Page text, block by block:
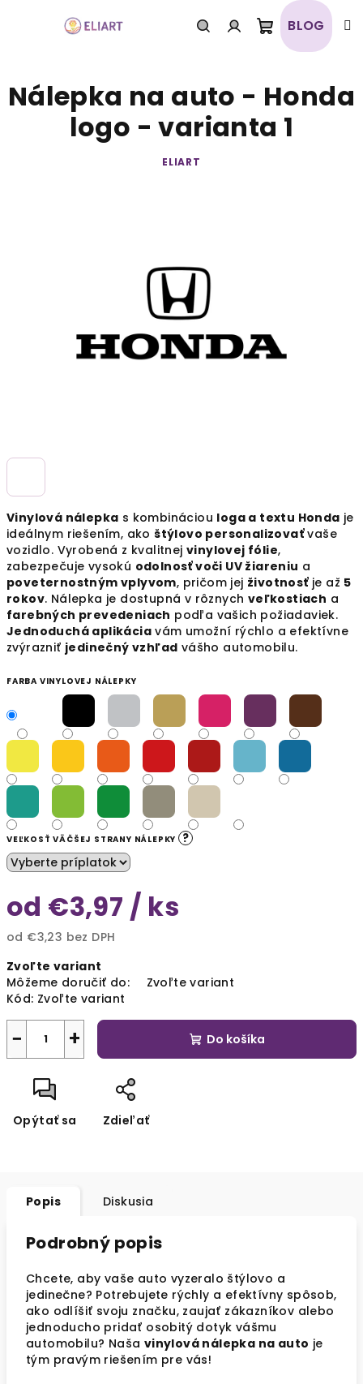
PrihlásenieNákupný
košík
BLOG
Vinylová nálepka s kombináciou loga a textu Honda je
ideálnym riešením, akoštýlovo personalizovaťvaše
vozidlo. Vyrobená z kvalitnej vinylovej fólie,
zabezpečuje vysokú odolnosť voči UV žiareniu a
poveternostným vplyvom, pričom jej životnosťje až 5
rokov. Nálepka je dostupná v rôznych veľkostiach a
farebných prevedeniach podľa vašich požiadaviek.
Jednoduchá aplikácia vám umožní rýchlo a efektívne
zvýrazniť jedinečný vzhľad vášho automobilu.
FARBA VINYLOVEJ NÁLEPKY
VEĽKOSŤ VÄČŠEJ STRANY NÁLEPKY ?
od €3,97 / ks
od €3,23 bez DPH
cena:
Zvoľte variant
Môžeme doručiť do:
Zvoľte variant
Kód: Zvoľte variant
+
− Do košíka
Opýtať sa Zdieľať
Nálepka na auto - Honda
logo - varianta 1
ELIART
Popis Diskusia
Podrobný popis
Chcete, aby vaše auto vyzeralo štýlovo a
jedinečne? Potrebujete rýchly a efektívny spôsob,
ako odlíšiť svoju značku, zaujať zákazníkov alebo
jednoducho pridať osobitý dotyk vášmu
automobilu? Naša vinylová nálepka na auto je
tým pravým riešením pre vás!